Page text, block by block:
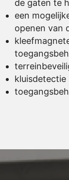
de gaten te
een
openen van
kluisdetectie